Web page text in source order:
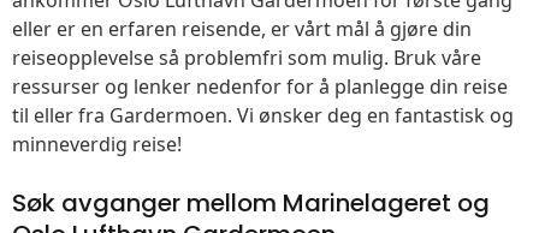
eller er en erfaren reisende, er vårt mål å gjøre din
reiseopplevelse så problemfri som mulig. Bruk våre
ressurser og lenker nedenfor for å planlegge din reise
til eller fra Gardermoen. Vi ønsker deg en fantastisk og
minneverdig reise!
Søk avganger mellom Marinelageret og